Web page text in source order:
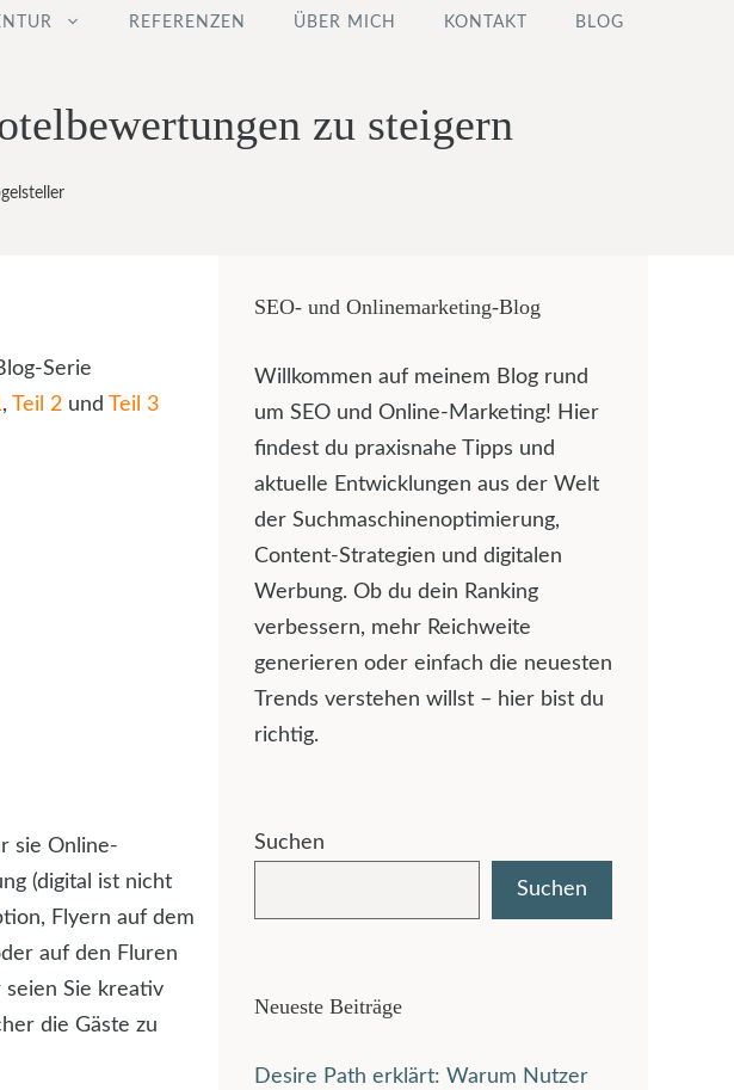
REFERENZEN ÜBER MICH KONTAKT BLOG
zu steigern
Serie
, Teil 2 und Teil 3
sie Online-
(digital ist nicht
Flyern auf dem
auf den Fluren
Sie kreativ
die Gäste zu
SEO- und Onlinemarketing-Blog
Willkommen auf meinem Blog rund
um SEO und Online-Marketing! Hier
findest du praxisnahe Tipps und
aktuelle Entwicklungen aus der Welt
der Suchmaschinenoptimierung,
Content-Strategien und digitalen
Werbung. Ob du dein Ranking
verbessern, mehr Reichweite
generieren oder einfach die neuesten
Trends verstehen willst – hier bist du
richtig.
Suchen
Suchen
Neueste Beiträge
Desire Path erklärt: Warum Nutzer